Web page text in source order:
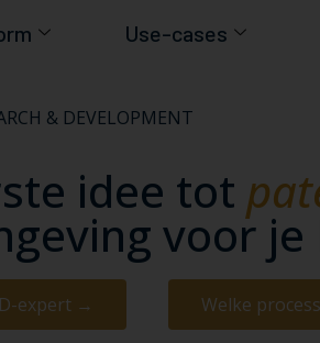
Use-cases
& DEVELOPMENT
idee tot
voor je
expert → Welke